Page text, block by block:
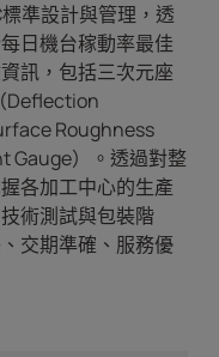
準設計與管理，透
日機台稼動率最佳
訊，包括三次元座
Deflection
Roughness
Gauge）。透過對整
各加工中心的生產
術測試與包裝階
交期準確、服務優